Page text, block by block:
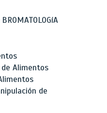
Alimentos
de